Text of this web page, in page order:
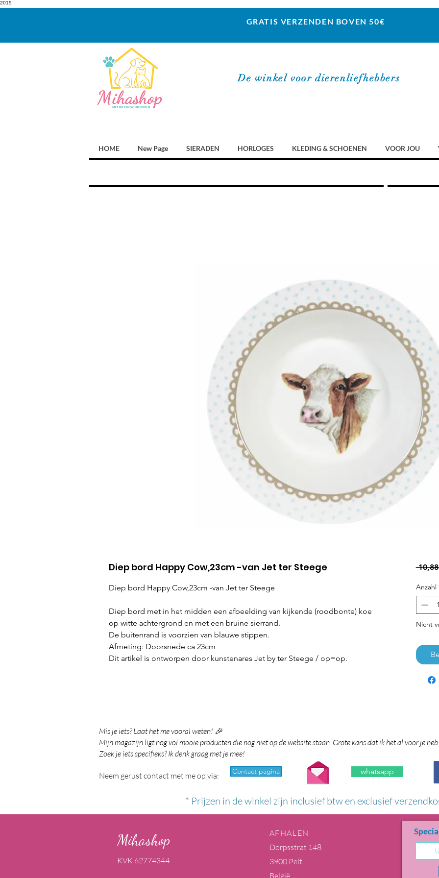
2015
GRATIS VERZENDEN BOVEN 50€
De winkel voor dierenliefhebbers
HOME New Page SIERADEN HORLOGES KLEDING & SCHOENEN VOOR JOU
Diep bord Happy Cow,23cm -van Jet ter Steege
Diep bord Happy Cow,23cm -van Jet ter Steege
Diep bord met in het midden een afbeelding van kijkende (roodbonte) koe
op witte achtergrond en met een bruine sierrand.
De buitenrand is voorzien van blauwe stippen.
Afmeting: Doorsnede ca 23cm
Dit artikel is ontworpen door kunstenares Jet by ter Steege / op=op.
Anzahl
Nicht
Mis je iets? Laat het me vooral weten! 🎉
Mijn magazijn ligt nog vol mooie producten die nog niet op de website staan. Grote kans dat ik het al voor je
Zoek je iets specifieks? Ik denk graag met je mee!
Neem gerust contact met me op via: Contact pagina whatsapp
* Prijzen in de winkel zijn inclusief btw en exclusief
Mihashop
KVK 62774344
AFHALEN
Dorpsstrat 148
3900 Pelt
België